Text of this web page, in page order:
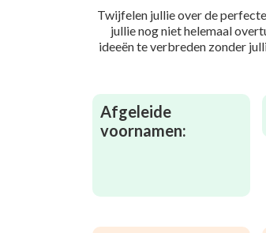
Twijfelen jullie over de
jullie nog niet helemaal
ideeën te verbreden zonder
Afgeleide
voornamen: